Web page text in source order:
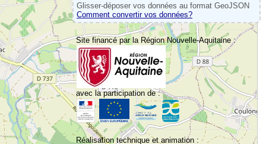
Glisser-déposer vos données au format GeoJSON
Comment convertir vos données?
Site financé par la Région Nouvelle-Aquitaine :
avec la participation de :
Réalisation technique et animation :